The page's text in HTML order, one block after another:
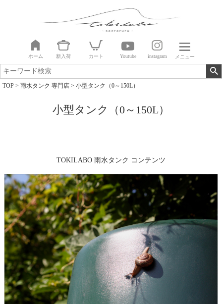
ホーム 新入荷 カート Youtube instagram メニュー
TOP 雨水タンク 専門店 小型タンク（0～150L）
小型タンク（0～150L）
TOKILABO 雨水タンク コンテンツ